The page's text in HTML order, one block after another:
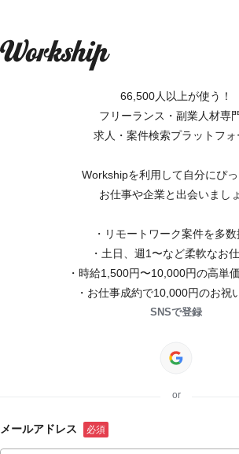
66,500人以上が使う！
フリーランス・副業人材専
求人・案件検索プラットフォ
Workshipを利用して自分にぴ
お仕事や企業と出会いまし
・リモートワーク案件を多
・土日、週1〜など柔軟なお
・時給1,500円〜10,000円の高単
・お仕事成約で10,000円のお祝
SNSで登録
or
メールアドレス